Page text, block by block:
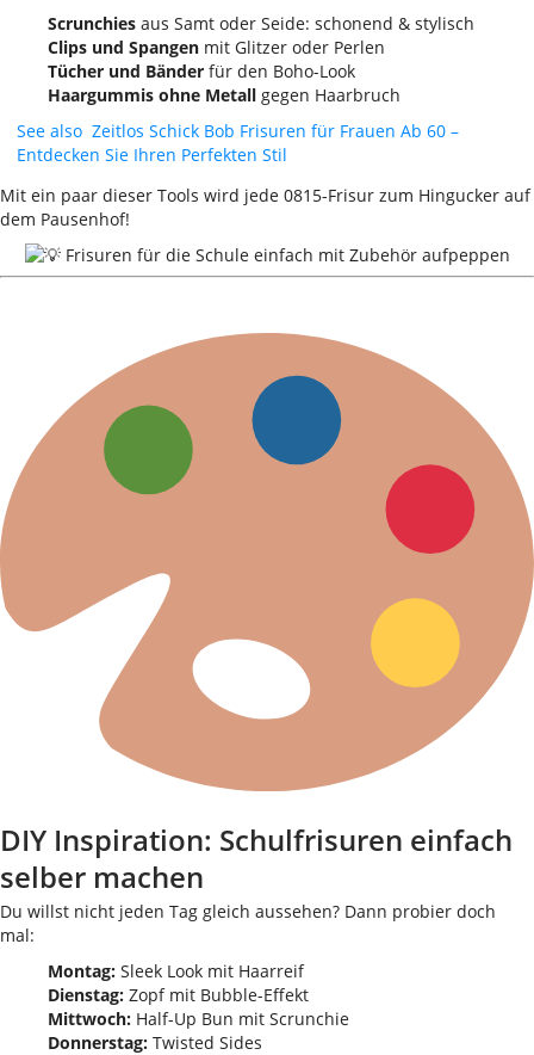
Scrunchies aus Samt oder Seide: schonend & stylisch
Clips und Spangen mit Glitzer oder Perlen
Tücher und Bänder für den Boho-Look
Haargummis ohne Metall gegen Haarbruch
See also Zeitlos Schick Bob Frisuren für Frauen Ab 60 –
Entdecken Sie Ihren Perfekten Stil
Mit ein paar dieser Tools wird jede 0815-Frisur zum Hingucker auf
dem Pausenhof!
DIY Inspiration: Schulfrisuren einfach
selber machen
Du willst nicht jeden Tag gleich aussehen? Dann probier doch
mal:
Montag: Sleek Look mit Haarreif
Dienstag: Zopf mit Bubble-Effekt
Mittwoch: Half-Up Bun mit Scrunchie
Donnerstag: Twisted Sides